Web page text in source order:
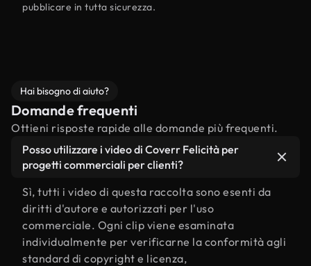
pubblicare in tutta sicurezza.
Hai bisogno di aiuto?
Domande frequenti
Ottieni risposte rapide alle domande più frequenti.
Posso utilizzare i video di Coverr Felicità per
progetti commerciali per clienti?
Sì, tutti i video di questa raccolta sono esenti da
diritti d'autore e autorizzati per l'uso
commerciale. Ogni clip viene esaminata
individualmente per verificarne la conformità agli
standard di copyright e licenza,